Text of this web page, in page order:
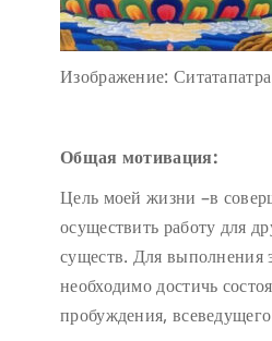
Изображение: Ситатапатра
Общая мотивация:
Цель моей жизни –в
осуществить работу для
существ. Для выполнения
необходимо достичь
пробуждения,